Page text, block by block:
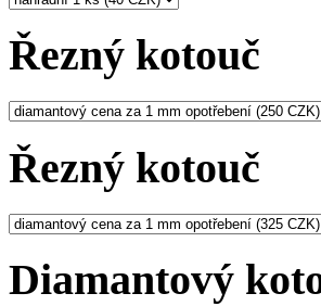
Řezný kotouč
Řezný kotouč
Diamantový